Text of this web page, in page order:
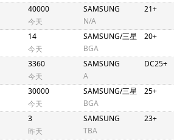
40000
今天
SAMSUNG
N/A
21+
14
今天
SAMSUNG/三星
BGA
20+
3360
今天
SAMSUNG
A
DC25+
30000
今天
SAMSUNG/三星
BGA
25+
3
昨天
SAMSUNG
TBA
23+